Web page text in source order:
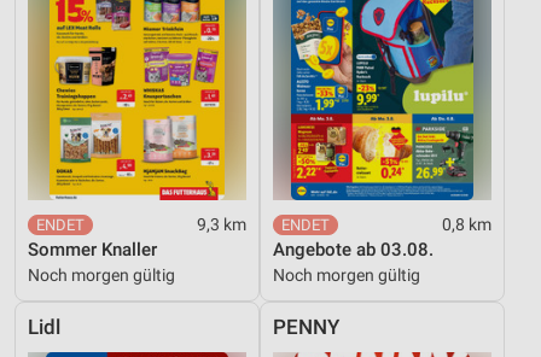
9,3 km
Sommer Knaller
Noch morgen gültig
0,8 km
Angebote ab 03.08.
Noch morgen gültig
Lidl PENNY